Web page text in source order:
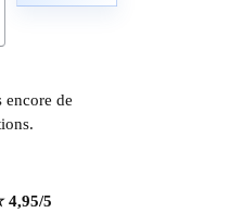
encore de
5